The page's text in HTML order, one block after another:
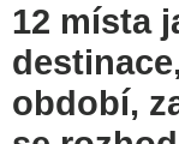
12 místa
období,